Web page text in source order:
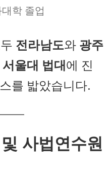
학 졸업
전라남도와 광주
서울대 법대에 진
를 밟았습니다.
사법연수원